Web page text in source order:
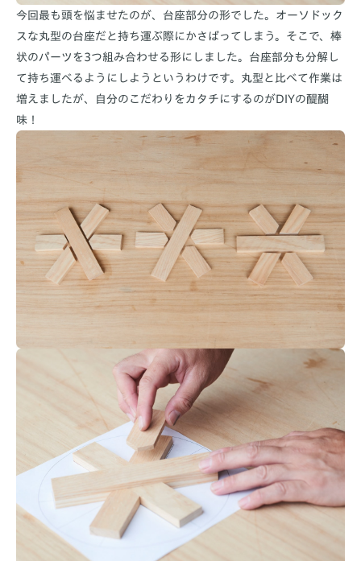
今回最も頭を悩ませたのが、台座部分の形でした。オーソドック
スな丸型の台座だと持ち運ぶ際にかさばってしまう。そこで、棒
状のパーツを3つ組み合わせる形にしました。台座部分も分解し
て持ち運べるようにしようというわけです。丸型と比べて作業は
増えましたが、自分のこだわりをカタチにするのがDIYの醍醐
味！